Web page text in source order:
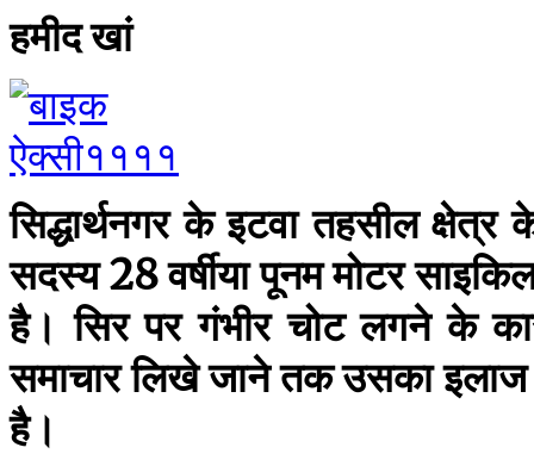
हमीद खां
सिद्धार्थनगर के इटवा तहसील क्षेत्र
सदस्य 28 वर्षीया पूनम मोटर
है। सिर पर गंभीर चोट लगने के
समाचार लिखे जाने तक उसका
है।